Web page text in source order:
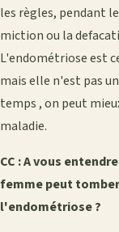
les règles, pendant
miction ou la
L'endométriose est
mais elle n'est pas
temps , on peut
maladie.
CC : A vous
femme peut
l'endométriose ?